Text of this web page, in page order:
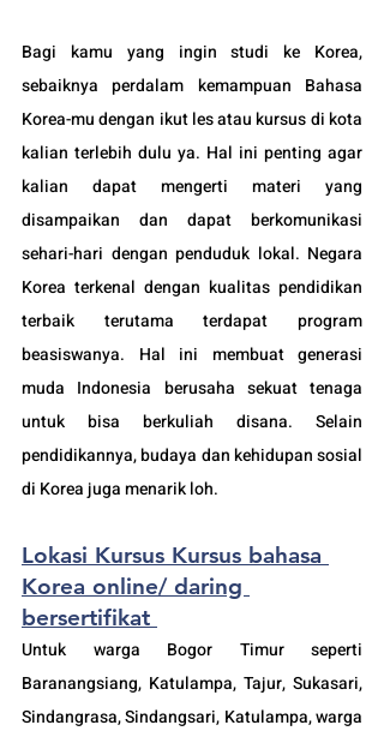
Bagi kamu yang ingin studi ke Korea,
sebaiknya perdalam kemampuan Bahasa
Korea-mu dengan ikut les atau kursus di kota
kalian terlebih dulu ya. Hal ini penting agar
kalian dapat mengerti materi yang
disampaikan dan dapat berkomunikasi
Korea terkenal dengan kualitas pendidikan
terbaik terutama terdapat program
beasiswanya. Hal ini membuat generasi
muda Indonesia berusaha sekuat tenaga
untuk bisa berkuliah disana. Selain
pendidikannya, budaya dan kehidupan sosial
di Korea juga menarik loh.
Lokasi Kursus Kursus bahasa
Korea online/ daring
bersertifikat
Untuk warga Bogor Timur seperti
Baranangsiang, Katulampa, Tajur, Sukasari,
Sindangrasa, Sindangsari, Katulampa, warga